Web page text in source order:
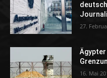
27.
16. Mai